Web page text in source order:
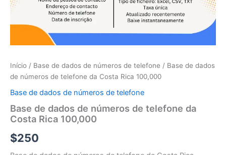
Início / Base de dados de números de telefone / Base de dados
de números de telefone da Costa Rica 100,000
Base de dados de números de telefone
Base de dados de números de telefone da
Costa Rica 100,000
$250
telefone
Costa
100,000